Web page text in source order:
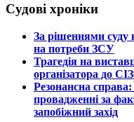
Судові хроніки
​За рішеннями суду
на потреби ЗСУ
​Трагедія на
організатора до
​Резонансна
провадженні за
запобіжний захід